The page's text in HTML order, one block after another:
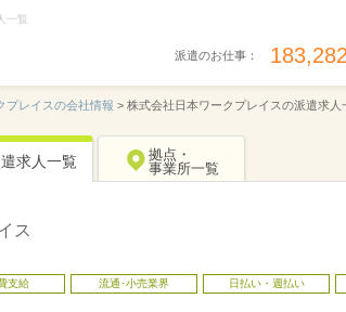
一覧
派遣のお仕事： 183,282
プレイスの会社情報 > 株式会社日本ワークプレイスの派遣求人
求人一覧
拠点・
事業所一覧
ス
支給 流通･小売業界 日払い・週払い